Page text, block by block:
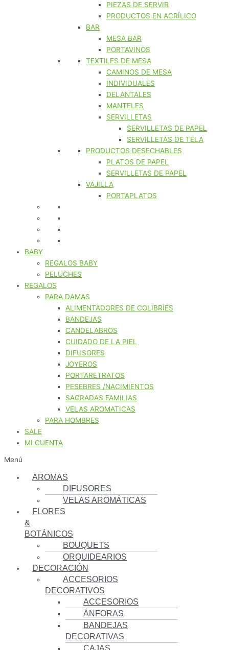
PIEZAS DE SERVIR
PRODUCTOS EN ACRÍLICO
BAR
MESA BAR
PORTAVINOS
TEXTILES DE MESA
CAMINOS DE MESA
INDIVIDUALES
DELANTALES
MANTELES
SERVILLETAS
SERVILLETAS DE PAPEL
SERVILLETAS DE TELA
PRODUCTOS DESECHABLES
PLATOS DE PAPEL
SERVILLETAS DE PAPEL
VAJILLA
PORTAPLATOS
BABY
REGALOS BABY
PELUCHES
REGALOS
PARA DAMAS
ALIMENTADORES DE COLIBRÍES
BANDEJAS
CANDELABROS
CUIDADO DE LA PIEL
DIFUSORES
JOYEROS
PORTARETRATOS
PESEBRES /NACIMIENTOS
SAGRADAS FAMILIAS
VELAS AROMATICAS
PARA HOMBRES
SALE
MI CUENTA
Menú
AROMAS
DIFUSORES
VELAS AROMÁTICAS
FLORES
&
BOTÁNICOS
BOUQUETS
ORQUIDEARIOS
DECORACIÓN
ACCESORIOS
DECORATIVOS
ACCESORIOS
ÁNFORAS
BANDEJAS
DECORATIVAS